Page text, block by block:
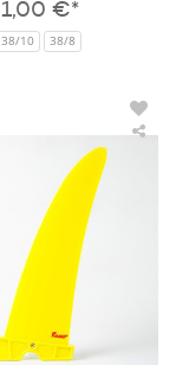
1,00 €*
38/10 38/8